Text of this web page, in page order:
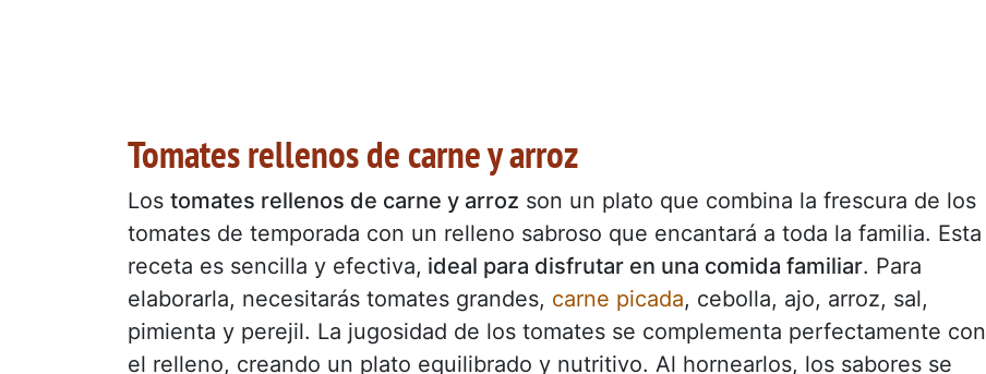
Tomates rellenos de carne y arroz
Los tomates rellenos de carne y arroz son un plato que combina la frescura de los
tomates de temporada con un relleno sabroso que encantará a toda la familia. Esta
receta es sencilla y efectiva, ideal para disfrutar en una comida familiar. Para
elaborarla, necesitarás tomates grandes, carne picada, cebolla, ajo, arroz, sal,
pimienta y perejil. La jugosidad de los tomates se complementa perfectamente con
el relleno, creando un plato equilibrado y nutritivo. Al hornearlos, los sabores se